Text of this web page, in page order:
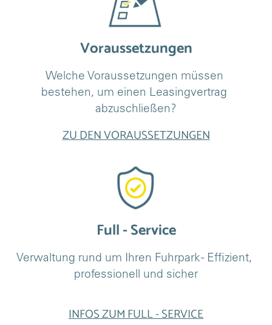
Voraussetzungen
Welche Voraussetzungen müssen
bestehen, um einen Leasingvertrag
abzuschließen?
ZU DEN VORAUSSETZUNGEN
Full - Service
Verwaltung rund um Ihren Fuhrpark - Effizient,
professionell und sicher
INFOS ZUM FULL - SERVICE